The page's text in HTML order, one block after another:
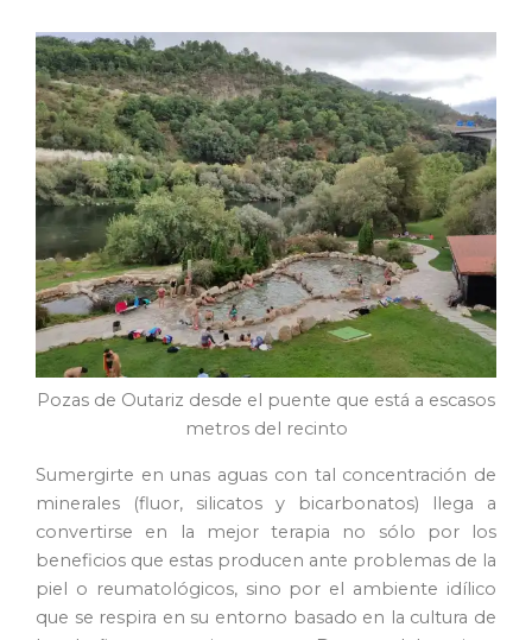
Pozas de Outariz desde el puente que está a escasos
metros del recinto
Sumergirte en unas aguas con tal concentración de
minerales (fluor, silicatos y bicarbonatos) llega a
convertirse en la mejor terapia no sólo por los
beneficios que estas producen ante problemas de la
piel o reumatológicos, sino por el ambiente idílico
que se respira en su entorno basado en la cultura de